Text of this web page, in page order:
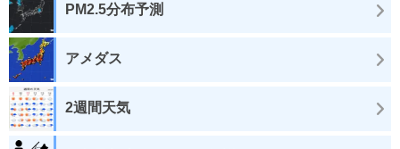
PM2.5分布予測
アメダス
2週間天気